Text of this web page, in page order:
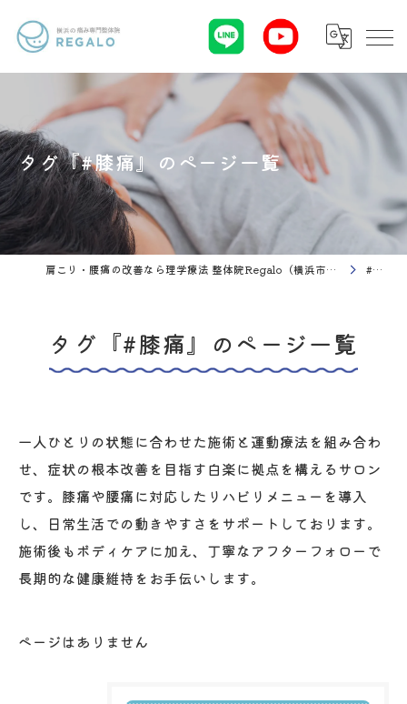
タグ『#膝痛』のページ一覧
肩こり・腰痛の改善なら理学療法 整体院Regalo（横浜市神奈川区白楽駅） #膝痛
タグ『#膝痛』のページ一覧
一人ひとりの状態に合わせた施術と運動療法を組み合わ
せ、症状の根本改善を目指す白楽に拠点を構えるサロン
です。膝痛や腰痛に対応したリハビリメニューを導入
し、日常生活での動きやすさをサポートしております。
施術後もボディケアに加え、丁寧なアフターフォローで
長期的な健康維持をお手伝いします。
ページはありません